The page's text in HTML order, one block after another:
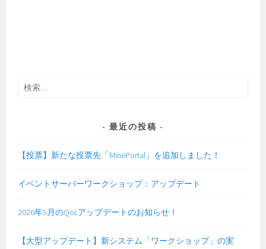
検
最近の投稿
【投票】新たな投票先「MinePortal」を追加しました！
イベントサーバーワークショップ：アップデート
2026年5月のQoLアップデートのお知らせ！
【大型アップデート】新システム「ワークショップ」の実